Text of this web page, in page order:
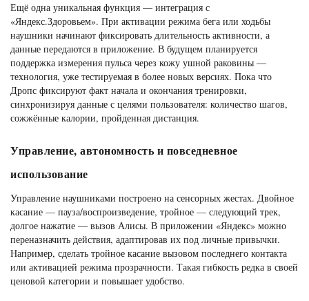
Ещё одна уникальная функция — интеграция с
«Яндекс.Здоровьем». При активации режима бега или ходьбы
наушники начинают фиксировать длительность активности, а
данные передаются в приложение. В будущем планируется
поддержка измерения пульса через кожу ушной раковины —
технология, уже тестируемая в более новых версиях. Пока что
Дропс фиксируют факт начала и окончания тренировки,
синхронизируя данные с целями пользователя: количество шагов,
сожжённые калории, пройденная дистанция.
Управление, автономность и повседневное
использование
Управление наушниками построено на сенсорных жестах. Двойное
касание — пауза/воспроизведение, тройное — следующий трек,
долгое нажатие — вызов Алисы. В приложении «Яндекс» можно
переназначить действия, адаптировав их под личные привычки.
Например, сделать тройное касание вызовом последнего контакта
или активацией режима прозрачности. Такая гибкость редка в своей
ценовой категории и повышает удобство.